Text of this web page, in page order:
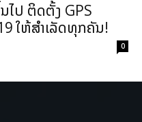
ໄປ ຕິດຕັ້ງ GPS
ໃຫ້ສຳເລັດທຸກຄັນ!
0